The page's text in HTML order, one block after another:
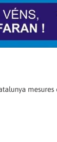
mesures